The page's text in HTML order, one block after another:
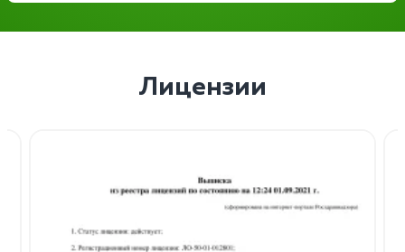
Лицензии